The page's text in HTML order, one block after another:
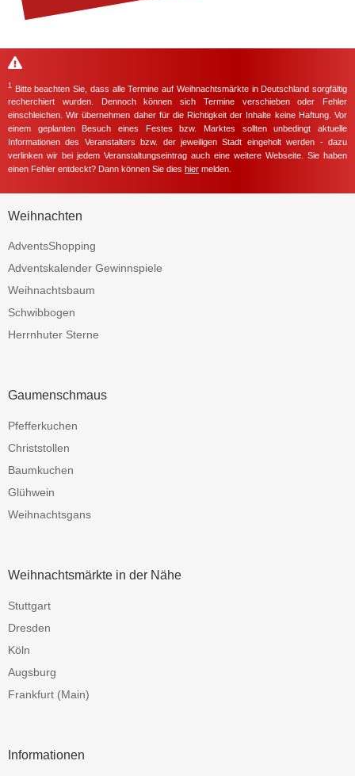
1
Bitte beachten Sie, dass alle Termine auf Weihnachtsmärkte in Deutschland sorgfältig
recherchiert wurden. Dennoch können sich Termine verschieben oder Fehler
einschleichen. Wir übernehmen daher für die Richtigkeit der Inhalte keine Haftung. Vor
einem geplanten Besuch eines Festes bzw. Marktes sollten unbedingt aktuelle
Informationen des Veranstalters bzw. der jeweiligen Stadt eingeholt werden - dazu
verlinken wir bei jedem Veranstaltungseintrag auch eine weitere Webseite. Sie haben
einen Fehler entdeckt? Dann können Sie dies hier melden.
Weihnachten
AdventsShopping
Adventskalender Gewinnspiele
Weihnachtsbaum
Schwibbogen
Herrnhuter Sterne
Gaumenschmaus
Pfefferkuchen
Christstollen
Baumkuchen
Glühwein
Weihnachtsgans
Weihnachtsmärkte in der Nähe
Stuttgart
Dresden
Köln
Augsburg
Frankfurt (Main)
Informationen